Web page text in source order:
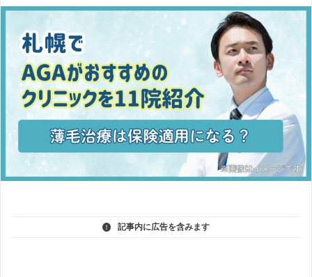
記事内に広告を含みます